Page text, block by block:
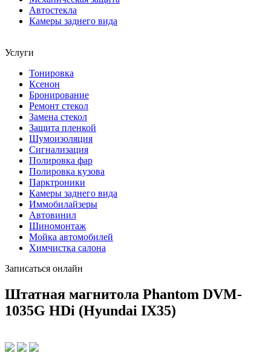
Автостекла
Камеры заднего вида
Услуги
Тонировка
Ксенон
Бронирование
Ремонт стекол
Замена стекол
Защита пленкой
Шумоизоляция
Сигнализация
Полировка фар
Полировка кузова
Парктроники
Камеры заднего вида
Иммобилайзеры
Автовинил
Шиномонтаж
Мойка автомобилей
Химчистка салона
Записаться онлайн
Штатная магнитола Phantom DVM-
1035G HDi (Hyundai IX35)